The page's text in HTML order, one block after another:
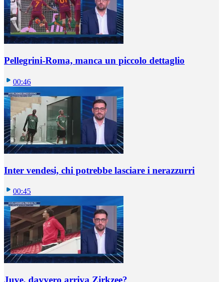
Pellegrini-Roma, manca un piccolo dettaglio
00:46
Inter vendesi, chi potrebbe lasciare i nerazzurri
00:45
Juve, davvero arriva Zirkzee?